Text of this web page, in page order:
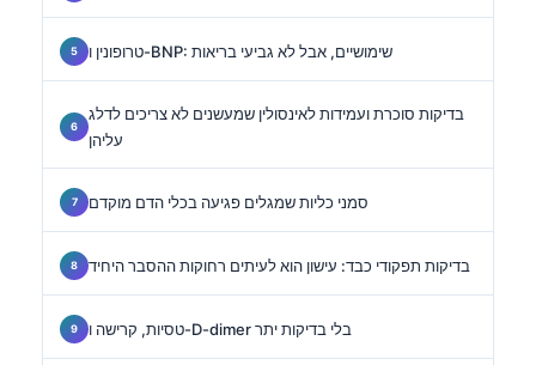
טרופונין ו-BNP: שימושיים, אבל לא גביעי בריאות
בדיקות סוכרת ועמידות לאינסולין שמעשנים לא צריכים לדלג
עליהן
סמני כליות שמגלים פגיעה בכלי הדם מוקדם
בדיקות תפקודי כבד: עישון הוא לעיתים רחוקות ההסבר היחיד
טסיות, קרישה ו-D-dimer בלי בדיקות יתר